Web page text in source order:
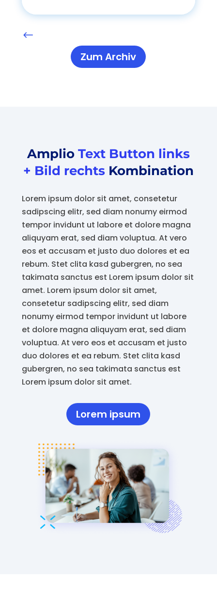
Zum Archiv
Amplio Text Button links
+ Bild rechtsKombination
Lorem ipsum dolor sit amet, consetetur
sadipscing elitr, sed diam nonumy eirmod
tempor invidunt ut labore et dolore magna
aliquyam erat, sed diam voluptua. At vero
eos et accusam et justo duo dolores et ea
rebum. Stet clita kasd gubergren, no sea
takimata sanctus est Lorem ipsum dolor sit
amet. Lorem ipsum dolor sit amet,
consetetur sadipscing elitr, sed diam
nonumy eirmod tempor invidunt ut labore
et dolore magna aliquyam erat, sed diam
voluptua. At vero eos et accusam et justo
duo dolores et ea rebum. Stet clita kasd
gubergren, no sea takimata sanctus est
Lorem ipsum dolor sit amet.
Lorem ipsum